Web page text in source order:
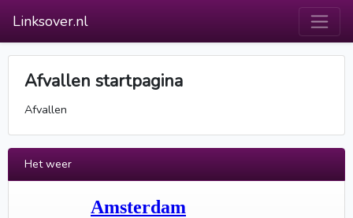
Linksover.nl
Afvallen startpagina
Afvallen
Het weer